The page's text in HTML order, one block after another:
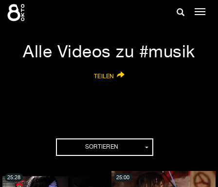
Zum
Inhalt
Suche
Alle Videos zu #musik
TEILEN
SORTIEREN
25:28 25:00